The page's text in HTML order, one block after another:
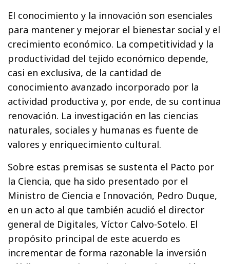
El conocimiento y la innovación son esenciales
para mantener y mejorar el bienestar social y el
crecimiento económico. La competitividad y la
productividad del tejido económico depende,
casi en exclusiva, de la cantidad de
conocimiento avanzado incorporado por la
actividad productiva y, por ende, de su continua
renovación. La investigación en las ciencias
naturales, sociales y humanas es fuente de
valores y enriquecimiento cultural.
Sobre estas premisas se sustenta el Pacto por
la Ciencia, que ha sido presentado por el
Ministro de Ciencia e Innovación, Pedro Duque,
en un acto al que también acudió el director
general de Digitales, Víctor Calvo-Sotelo. El
propósito principal de este acuerdo es
incrementar de forma razonable la inversión